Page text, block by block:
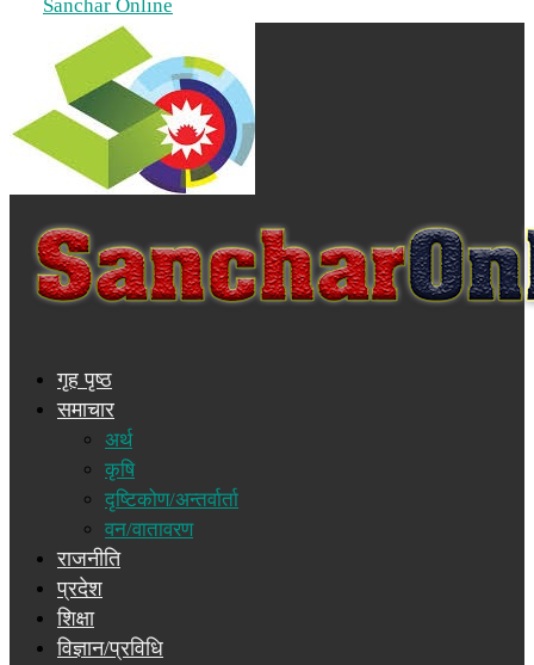
Sanchar Online
गृह पृष्ठ
समाचार
अर्थ
कृषि
दृष्टिकोण/अन्तर्वार्ता
वन/वातावरण
राजनीति
प्रदेश
शिक्षा
विज्ञान/प्रविधि